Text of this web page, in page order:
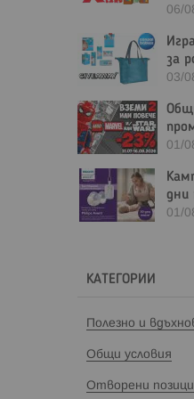
06/
за
03/
01/
дни
01/
КАТЕГОРИИ
Полезно и
Общи условия
Отворени